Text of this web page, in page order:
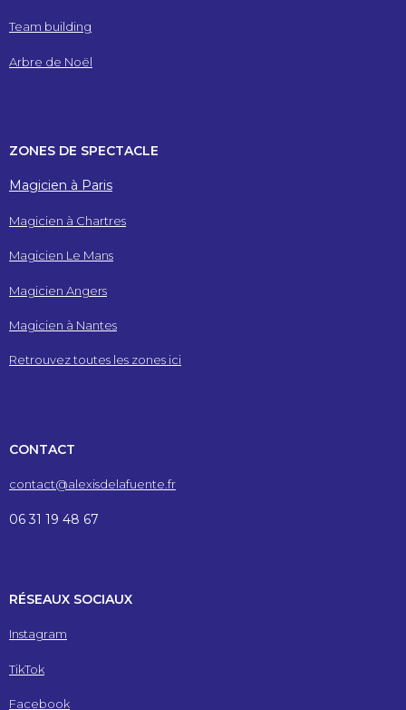
Team building
Arbre de Noël
ZONES DE SPECTACLE
Magicien à Paris
Magicien à Chartres
Magicien Le Mans
Magicien Angers
Magicien à Nantes
Retrouvez toutes les zones ici
CONTACT
contact@alexisdelafuente.fr
06 31 19 48 67
RÉSEAUX SOCIAUX
Instagram
TikTok
Facebook